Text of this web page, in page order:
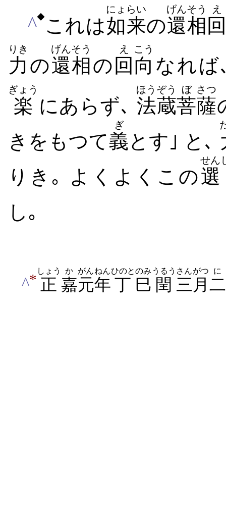
^◆ これは如来
にょらい
の還相
げんそう
回
え
力
りき
の還相
げんそう
の 回
え
向
こう
なれ
楽
ぎょう
にあらず､ 法蔵
ほうぞう
菩
ぼ
薩
さつ
きをもつて義
ぎ
とす ｣ と､
りき｡ よくよくこの選
せん
し｡
^* 正
しょう
嘉
か
元年
がんねん
丁
ひのと
巳
のみ
閏
うるう
三月
さんがつ
二
に